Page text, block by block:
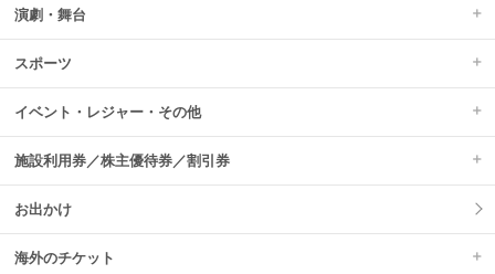
演劇・舞台
スポーツ
イベント・レジャー・その他
施設利用券／株主優待券／割引券
お出かけ
海外のチケット